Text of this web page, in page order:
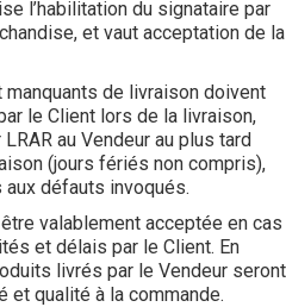
l’habilitation du signataire par
et vaut acceptation de la
de livraison doivent
le Client lors de la livraison,
au Vendeur au plus tard
(jours fériés non compris),
défauts invoqués.
valablement acceptée en cas
et délais par le Client. En
livrés par le Vendeur seront
et qualité à la commande.